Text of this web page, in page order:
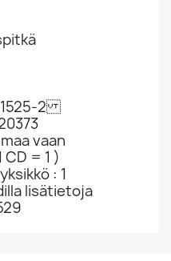
2
vaan
= 1 )
: 1
lisätietoja